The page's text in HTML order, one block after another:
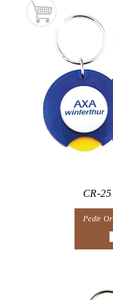
CR-
Pedir